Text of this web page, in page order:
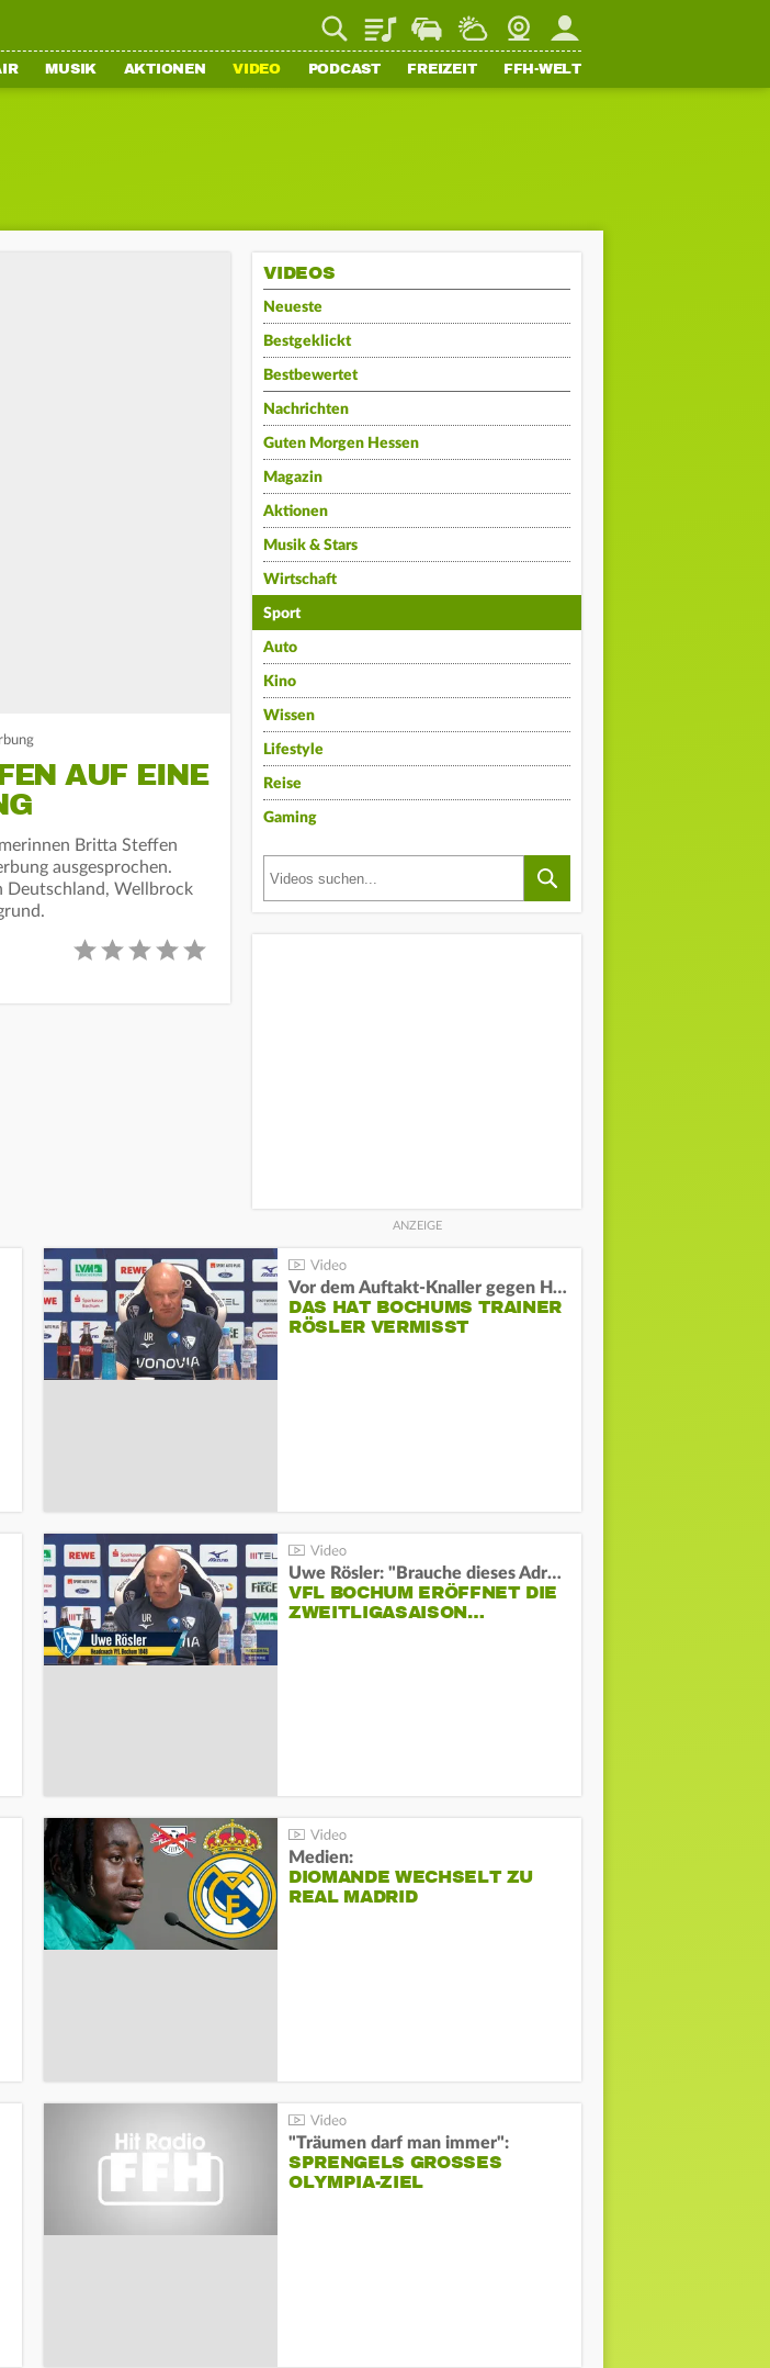
PlaylistStaupilotWetterWebcamMein FFH
MUSIK AKTIONEN VIDEO PODCAST FREIZEIT FFH-WELT
AUF EINE
Britta Steffen
ausgesprochen.
Deutschland, Wellbrock
VIDEOS
Neueste
Bestgeklickt
Bestbewertet
Nachrichten
Guten Morgen Hessen
Magazin
Aktionen
Musik & Stars
Wirtschaft
Sport
Auto
Kino
Wissen
Lifestyle
Reise
Gaming
Vor dem Auftakt-Knaller gegen Hertha:
DAS HAT BOCHUMS TRAINER
RÖSLER VERMISST
Uwe Rösler: "Brauche dieses Adrenalin"
VFL BOCHUM ERÖFFNET DIE
ZWEITLIGASAISON…
Medien:
DIOMANDE WECHSELT ZU
REAL MADRID
"Träumen darf man immer":
SPRENGELS GROSSES O
LYMPIA-ZIEL